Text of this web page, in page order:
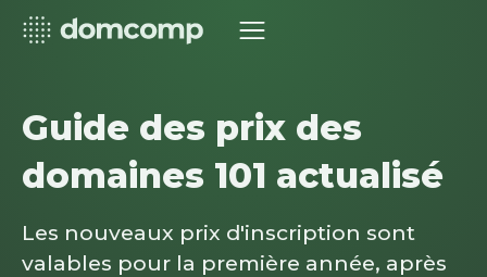
Guide des prix des
domaines 101 actualisé
Les nouveaux prix d'inscription sont
valables pour la première année, après